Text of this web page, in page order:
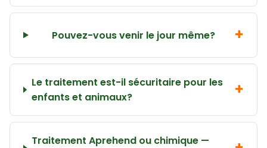
Pouvez-vous venir le jour même?
Le traitement est-il sécuritaire pour les
enfants et animaux?
Traitement Aprehend ou chimique —